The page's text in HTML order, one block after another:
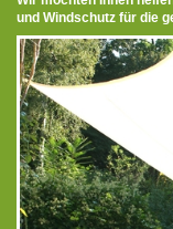
und Windschutz für die